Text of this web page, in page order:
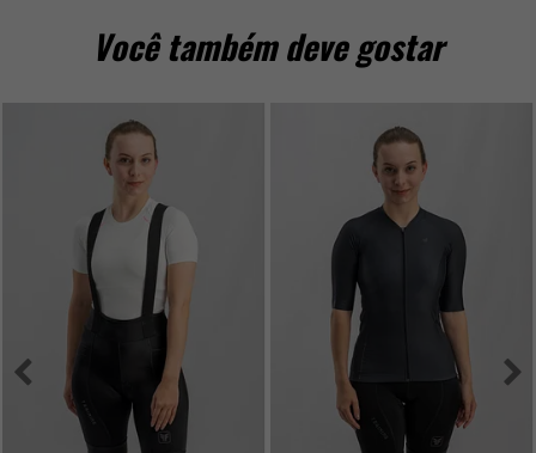
Você também deve gostar